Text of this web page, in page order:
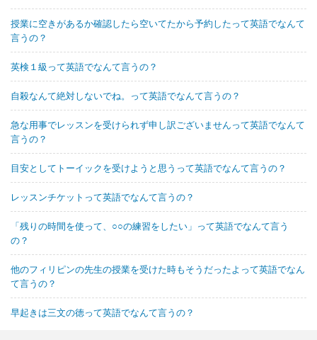
授業に空きがあるか確認したら空いてたから予約したって英語でなんて
言うの？
英検１級って英語でなんて言うの？
自殺なんて絶対しないでね。って英語でなんて言うの？
急な用事でレッスンを受けられず申し訳ございませんって英語でなんて
言うの？
目安としてトーイックを受けようと思うって英語でなんて言うの？
レッスンチケットって英語でなんて言うの？
「残りの時間を使って、○○の練習をしたい」って英語でなんて言う
の？
他のフィリピンの先生の授業を受けた時もそうだったよって英語でなん
て言うの？
早起きは三文の徳って英語でなんて言うの？